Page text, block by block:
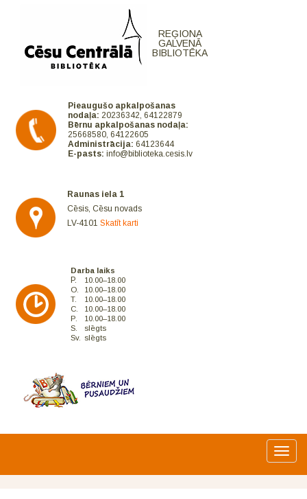
REĢIONA
GALVENĀ
BIBLIOTĒKA
Pieaugušo apkalpošanas
nodaļa: 20236342, 64122879
Bērnu apkalpošanas nodaļa:
25668580, 64122605
Administrācija: 64123644
E-pasts: info@biblioteka.cesis.lv
Raunas iela 1
Cēsis, Cēsu novads
LV-4101Skatīt karti
Darba laiks
P.
10.00–18.00
O.
10.00–18.00
T.
10.00–18.00
C.
10.00–18.00
P.
10.00–18.00
S.
slēgts
Sv.
slēgts